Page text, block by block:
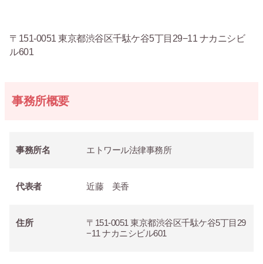
〒151-0051 東京都渋谷区千駄ケ谷5丁目29−11 ナカニシビ
ル601
事務所概要
事務所名 エトワール法律事務所
代表者 近藤 美香
住所
〒151-0051 東京都渋谷区千駄ケ谷5丁目29
−11 ナカニシビル601